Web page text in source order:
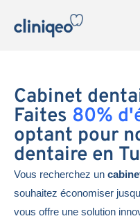
Cabinet
Faites 80%
optant pour
dentaire en
Vous recherchez un
souhaitez économiser
vous offre une solution